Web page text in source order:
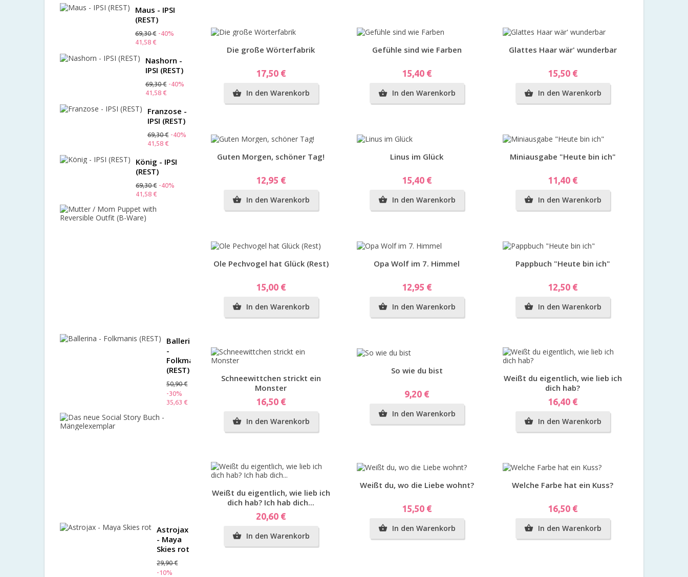
Maus - IPSI
(REST)
69,30 € -40%
41,58 €
Nashorn -
IPSI (REST)
69,30 € -40%
41,58 €
Franzose -
IPSI (REST)
69,30 € -40%
41,58 €
König - IPSI
(REST)
69,30 € -40%
41,58 €
Puppet
Reversible
Ballerina
-
Folkmanis
(REST)
50,90 €
-30%
35,63 €
Mängelexemplar
Astrojax
- Maya
Skies rot
29,90 €
-10%
Vorschau
Die große Wörterfabrik
Preis
17,50 €
 In den Warenkorb
Vorschau
Gefühle sind wie Farben
Preis
15,40 €
 In den Warenkorb
Vorschau
Glattes Haar wär' wunderbar
Preis
15,50 €
 In den Warenkorb
Vorschau
Guten Morgen, schöner Tag!
Preis
12,95 €
 In den Warenkorb
Vorschau
Linus im Glück
Preis
15,40 €
 In den Warenkorb
Vorschau
Miniausgabe "Heute bin ich"
Preis
11,40 €
 In den Warenkorb
Vorschau
Ole Pechvogel hat Glück (Rest)
Preis
15,00 €
 In den Warenkorb
Vorschau
Opa Wolf im 7. Himmel
Preis
12,95 €
 In den Warenkorb
Vorschau
Pappbuch "Heute bin ich"
Preis
12,50 €
 In den Warenkorb
Vorschau
Schneewittchen strickt ein
Monster
Preis
16,50 €
 In den Warenkorb
Vorschau
So wie du bist
Preis
9,20 €
 In den Warenkorb
Vorschau
Weißt du eigentlich, wie lieb ich
dich hab?
Preis
16,40 €
 In den Warenkorb
Vorschau
Weißt du eigentlich, wie lieb ich
dich hab? Ich hab dich...
Preis
20,60 €
 In den Warenkorb
Vorschau
Weißt du, wo die Liebe wohnt?
Preis
15,50 €
 In den Warenkorb
Vorschau
Welche Farbe hat ein Kuss?
Preis
16,50 €
 In den Warenkorb